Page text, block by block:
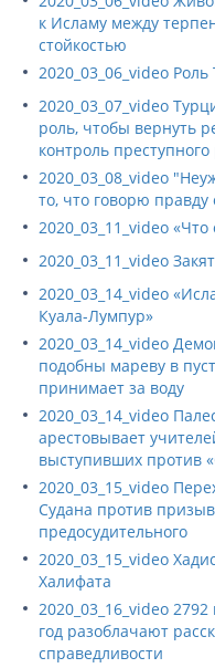
к Исламу между
стойкостью
2020_03_06_video
2020_03_07_video
роль, чтобы вернуть
контроль
2020_03_08_video
то, что говорю правду
2020_03_11_video
2020_03_11_video
2020_03_14_video
Куала-Лумпур»
2020_03_14_video
подобны мареву в
принимает за воду
2020_03_14_video
арестовывает
выступивших против
2020_03_15_video
Судана против
предосудительного
2020_03_15_video
Халифата
2020_03_16_video
год разоблачают
справедливости